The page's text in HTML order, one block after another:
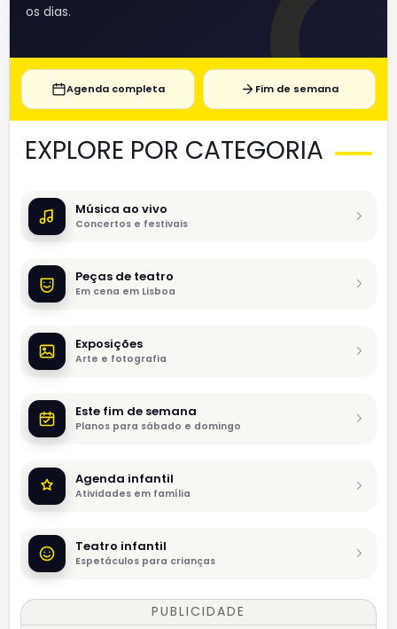
os dias.
Agenda completa Fim de semana
EXPLORE POR CATEGORIA
Música ao vivo
Concertos e festivais
Peças de teatro
Em cena em Lisboa
Exposições
Arte e fotografia
Este fim de semana
Planos para sábado e domingo
Agenda infantil
Atividades em família
Teatro infantil
Espetáculos para crianças
PUBLICIDADE